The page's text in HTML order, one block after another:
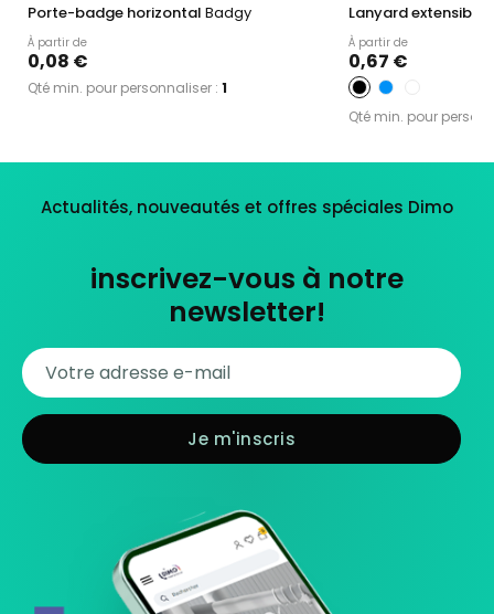
Porte-badge horizontal Badgy
À partir de
0,08 €
Qté min. pour personnaliser : 1
Lanyard extensible
À partir de
0,67 €
Qté min. pour
Actualités, nouveautés et offres spéciales Dimo
inscrivez-vous à notre
newsletter!